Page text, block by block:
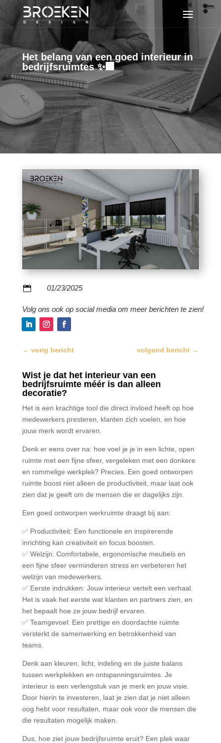
Het belang van een goed interieur in
bedrijfsruimtes ✨🏢
 01/23/2025
Volg ons ook op social media om meer berichten te zien!
← vorig bericht volgend bericht →
Wist je dat het interieur van een
bedrijfsruimte méér is dan alleen
decoratie?
Het is een krachtige tool die direct invloed heeft op hoe
medewerkers presteren, klanten zich voelen, en hoe
jouw merk wordt ervaren.
Denk er eens over na: hoe voel je je in een lichte, open
ruimte met een fijne sfeer, vergeleken met een donkere
en rommelige werkplek? Precies. Een goed ontworpen
ruimte boost niet alleen de productiviteit, maar laat ook
zien dat je geeft om de mensen die er dagelijks zijn.
Een goed ontworpen werkruimte draagt bij aan:
✅ Productiviteit: Een functionele en inspirerende
inrichting kan creativiteit en focus boosten.
✅ Welzijn: Comfortabele, ergonomische meubels en
een fijne sfeer verminderen stress en verbeteren het
welzijn van medewerkers.
✅ Eerste indrukken: Jouw interieur vertelt een verhaal.
Het is vaak het eerste wat klanten en partners zien, en
het bepaalt hoe ze jouw bedrijf ervaren.
✅ Teamgevoel: Een prettige en doordachte ruimte
versterkt de samenwerking en betrokkenheid van
teams.
Denk aan kleuren, licht, indeling en de juiste balans
tussen werkplekken en ontspanningsruimtes. Je
interieur is een verlengstuk van je merk en jouw visie.
Door hierin te investeren, laat je zien dat je niet alleen
oog hebt voor resultaten, maar ook voor de mensen die
die resultaten mogelijk maken.
Dus, hoe ziet jouw bedrijfsruimte eruit? Een plek waar